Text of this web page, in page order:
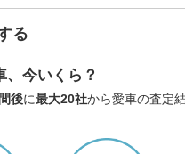
る
、今いくら？
後に最大20社から愛車の査定